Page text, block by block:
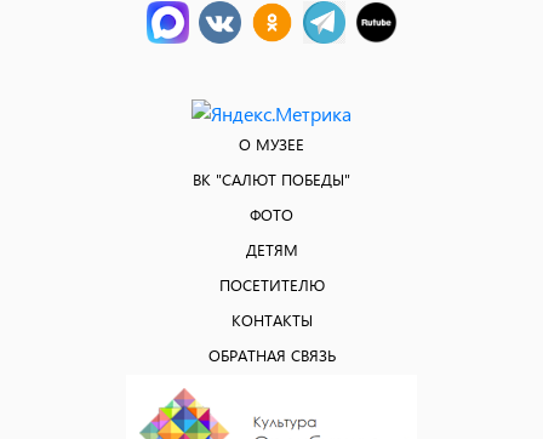
О МУЗЕЕ
ВК "САЛЮТ ПОБЕДЫ"
ФОТО
ДЕТЯМ
ПОСЕТИТЕЛЮ
КОНТАКТЫ
ОБРАТНАЯ СВЯЗЬ